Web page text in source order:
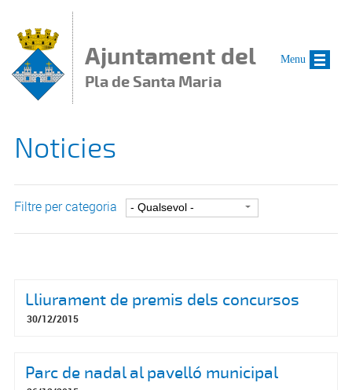
Ajuntament del
Pla de Santa Maria
Noticies
Filtre per categoria
Lliurament de premis dels concursos
30/12/2015
Parc de nadal al pavelló municipal
Menu